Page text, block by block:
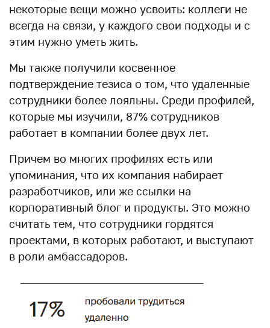
некоторые вещи можно усвоить: коллеги не
всегда на связи, у каждого свои подходы и с
этим нужно уметь жить.
Мы также получили косвенное
подтверждение тезиса о том, что удаленные
сотрудники более лояльны. Среди профилей,
которые мы изучили, 87% сотрудников
работает в компании более двух лет.
Причем во многих профилях есть или
упоминания, что их компания набирает
разработчиков, или же ссылки на
корпоративный блог и продукты. Это можно
считать тем, что сотрудники гордятся
проектами, в которых работают, и выступают
в роли амбассадоров.